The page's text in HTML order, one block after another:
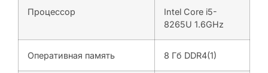
Процессор
Intel Core i5-
8265U 1.6GHz
Оперативная память 8 Гб DDR4(1)